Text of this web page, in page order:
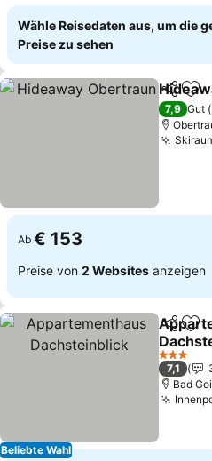
Wähle Reisedaten aus, um die
Preise zu sehen
TeilenZu
7,9 Gut
Ab € 153
Preise von 2 Websites anzeigen
Beliebte Wahl
TeilenZu
3 Sterne
7,1
Bad